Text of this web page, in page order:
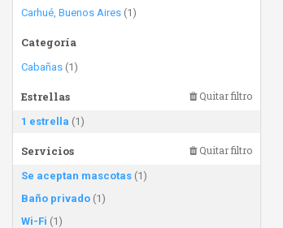
Carhué, Buenos Aires (1)
Categoría
Cabañas (1)
Estrellas Quitar filtro
1 estrella (1)
Servicios Quitar filtro
Se aceptan mascotas (1)
Baño privado (1)
Wi-Fi (1)